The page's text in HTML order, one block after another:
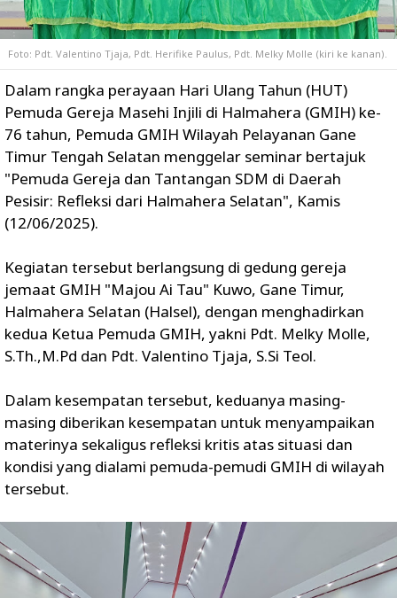
Foto: Pdt. Valentino Tjaja, Pdt. Herifike Paulus, Pdt. Melky Molle (kiri ke kanan).
Dalam rangka perayaan Hari Ulang Tahun (HUT)
Pemuda Gereja Masehi Injili di Halmahera (GMIH) ke-
76 tahun, Pemuda GMIH Wilayah Pelayanan Gane
Timur Tengah Selatan menggelar seminar bertajuk
"Pemuda Gereja dan Tantangan SDM di Daerah
Pesisir: Refleksi dari Halmahera Selatan", Kamis
(12/06/2025).
Kegiatan tersebut berlangsung di gedung gereja
jemaat GMIH "Majou Ai Tau" Kuwo, Gane Timur,
Halmahera Selatan (Halsel), dengan menghadirkan
kedua Ketua Pemuda GMIH, yakni Pdt. Melky Molle,
S.Th.,M.Pd dan Pdt. Valentino Tjaja, S.Si Teol.
Dalam kesempatan tersebut, keduanya masing-
masing diberikan kesempatan untuk menyampaikan
materinya sekaligus refleksi kritis atas situasi dan
kondisi yang dialami pemuda-pemudi GMIH di wilayah
tersebut.